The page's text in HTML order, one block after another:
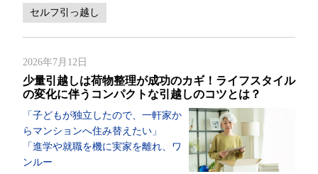
セルフ引っ越し
2026年7月12日
少量引越しは荷物整理が成功のカギ！ライフスタイル
の変化に伴うコンパクトな引越しのコツとは？
「子どもが独立したので、一軒家か
らマンションへ住み替えたい」
「進学や就職を機に実家を離れ、ワ
ンルー